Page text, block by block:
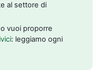
al settore di
vuoi proporre
: leggiamo ogni